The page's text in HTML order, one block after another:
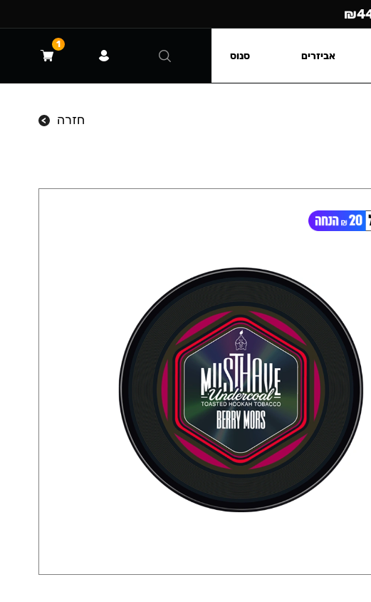
חזרה
אביזרים סנוס
1